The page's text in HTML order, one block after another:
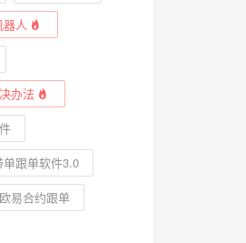
器人
办法
单跟单软件3.0
欧易合约跟单